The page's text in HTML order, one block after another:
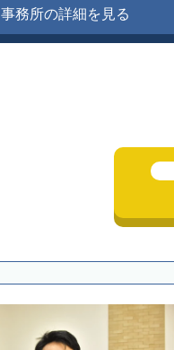
事務所の詳細を見る